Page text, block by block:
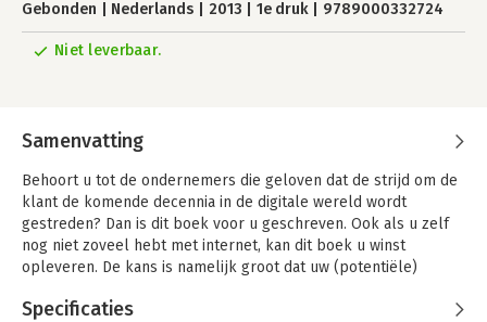
Gebonden Nederlands 2013 1e druk 9789000332724
Niet leverbaar.
Samenvatting
Behoort u tot de ondernemers die geloven dat de strijd om de
klant de komende decennia in de digitale wereld wordt
gestreden? Dan is dit boek voor u geschreven. Ook als u zelf
nog niet zoveel hebt met internet, kan dit boek u winst
opleveren. De kans is namelijk groot dat uw (potentiële)
vertegenwoordigd en actief te zijn, kunt u met tijd, creativiteit
Specificaties